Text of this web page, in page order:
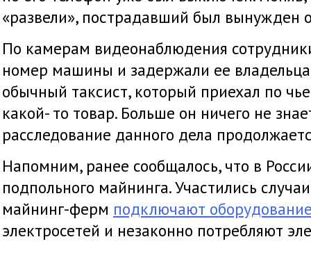
«развели», пострадавший был вынужден
По камерам видеонаблюдения
номер машины и задержали ее
обычный таксист, который приехал по
какой- то товар. Больше он ничего не
расследование данного дела
Напомним, ранее сообщалось, что в
подпольного майнинга. Участились
майнинг-ферм подключают
электросетей и незаконно потребляют